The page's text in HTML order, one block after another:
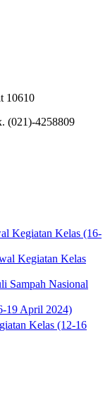
10610
(021)-4258809
Kegiatan Kelas (16-
Kegiatan Kelas
Sampah Nasional
19 April 2024)
Kelas (12-16